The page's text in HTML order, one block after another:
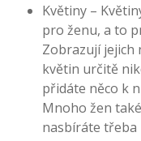
Květiny –
pro ženu, a to
Zobrazují jejich
květin určitě
přidáte něco k
Mnoho žen
nasbíráte třeba